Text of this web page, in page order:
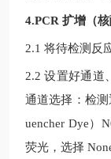
4.PCR 扩增（核
2.1 将待检测反
2.2 设置好通道
通道选择：检测
uencher Dye）
荧光，选择